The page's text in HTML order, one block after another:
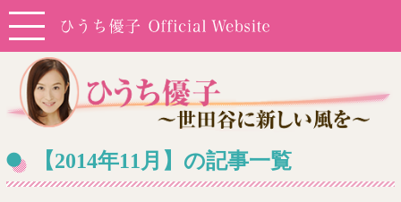
【2014年11月】の記事一覧